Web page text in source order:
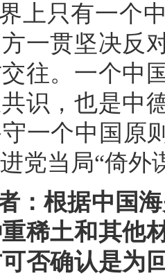
上只有一个
一贯坚决反
往。一个中
识，也是中
一个中国原
党当局“倚外
：根据中国
稀土和其他
否确认是为